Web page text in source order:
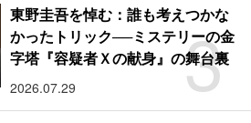
3
東野圭吾を悼む：誰も考えつかな
かったトリック──ミステリーの金
字塔『容疑者Ｘの献身』の舞台裏
2026.07.29